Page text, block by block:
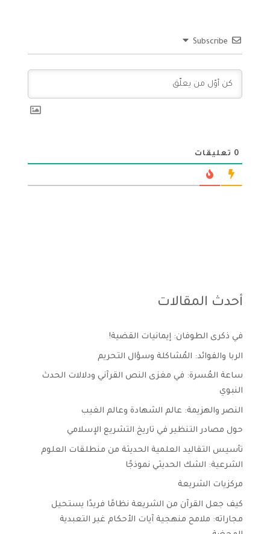
Subscribe
0 تعليقات
أحدث المقالات
في ذكرى الطوفان: إيمانيات القضية!
الربا والفوائد: المُشاكلة وسؤال التحريم
ساعة العُسرة: في مغزى النص القرآني ودلالات الحدث
النبوي
النصر والهزيمة: عالم الشهادة وعالم الغيب
حول مصادر التنظير في تاريخ التشريع الإسلامي
تأسيس التقاليد العلمية الحديثة من منطلقات العلوم
الشرعية: الشك الحديثي نموذجًا
مركزيات الشريعة
كيف جعل القرآن من الشريعة نظامًا فريدًا يستحيل
مجاراته: ملامح منهجية آيات الأحكام غير التعبدية